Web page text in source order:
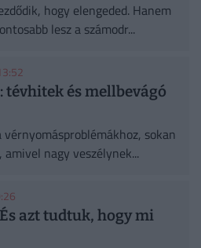
hogy elengeded. Hanem
lesz a számodr...
tévhitek és mellbevágó
sokan
nagy veszélynek...
azt tudtuk, hogy mi